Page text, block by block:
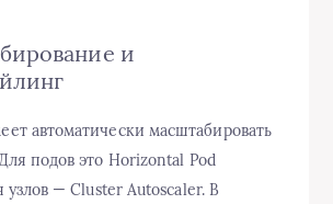
и
автоматически масштабировать
подов это Horizontal Pod
узлов — Cluster Autoscaler. В